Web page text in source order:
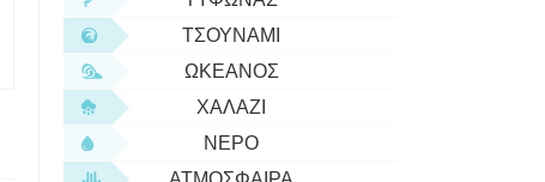
ΤΣΟΥΝΆΜΙ
ΩΚΕΑΝΌΣ
ΧΑΛΆΖΙ
ΝΕΡΌ